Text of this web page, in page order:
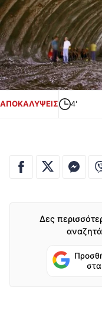
ΑΠΟΚΑΛΥΨΕΙΣ 4'
Δες